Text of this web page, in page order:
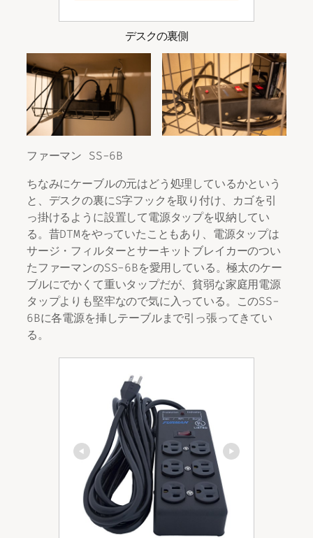
デスクの裏側
ファーマン SS-6B
ちなみにケーブルの元はどう処理しているかという
と、デスクの裏にS字フックを取り付け、カゴを引
っ掛けるように設置して電源タップを収納してい
る。昔DTMをやっていたこともあり、電源タップは
サージ・フィルターとサーキットブレイカーのつい
たファーマンのSS-6Bを愛用している。極太のケー
ブルにでかくて重いタップだが、貧弱な家庭用電源
タップよりも堅牢なので気に入っている。このSS-
6Bに各電源を挿しテーブルまで引っ張ってきてい
る。